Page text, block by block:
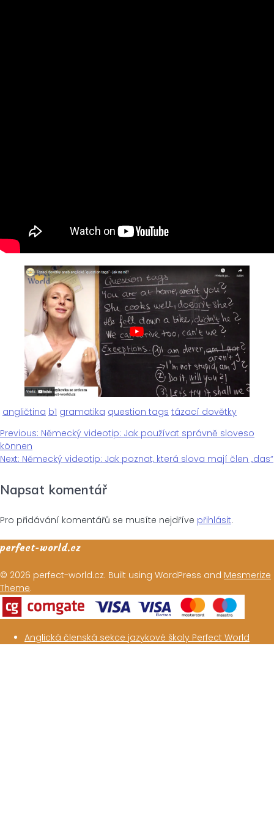
angličtina b1 gramatika question tags tázací dovětky
Navigace
pro
příspěvek
Previous: Previous
Německý videotip: Jak používat správně sloveso
können
Next: Next
Německý videotip: Jak poznat, která slova mají člen „das“
Napsat komentář
Pro přidávání komentářů se musíte nejdříve přihlásit.
perfect-world.cz
© 2026 perfect-world.cz. Built using WordPress and Mesmerize
Theme.
Anglická členská sekce jazykové školy Perfect World